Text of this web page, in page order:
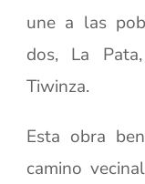
une a las
dos, La
Tiwinza.
Esta obra
camino